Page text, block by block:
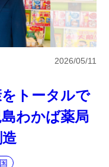
トータルで
わかば薬局
2026/05/11